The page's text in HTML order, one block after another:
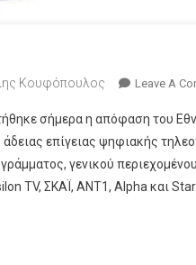
Κουφόπουλος Leave A
σήμερα η απόφαση του
επίγειας ψηφιακής
γενικού
TV, ΣΚΑΪ, ANT1, Alpha και Star.